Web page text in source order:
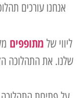
אנחנו עורכים
ליווי של מתופפים
שלנו. את התהלוכה